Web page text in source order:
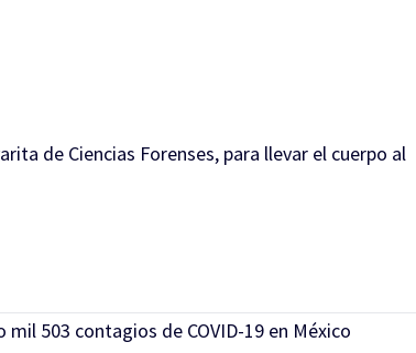
de Ciencias Forenses, para llevar el cuerpo al
503 contagios de COVID-19 en México